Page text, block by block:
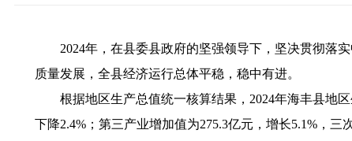
2024年，在县委县政府的坚强领导下，坚决贯彻落实
质量发展，全县经济运行总体平稳，稳中有进。
根据地区生产总值统一核算结果，2024年海丰县地区
下降2.4%；第三产业增加值为275.3亿元，增长5.1%，三